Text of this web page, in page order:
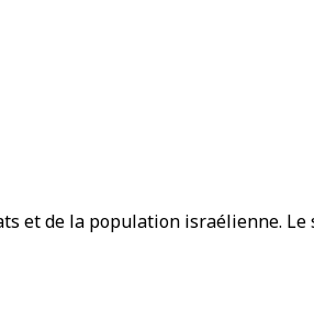
et de la population israélienne. Le